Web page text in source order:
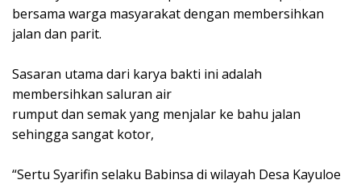
bersama warga masyarakat dengan membersihkan
jalan dan parit.
Sasaran utama dari karya bakti ini adalah
membersihkan saluran air
rumput dan semak yang menjalar ke bahu jalan
sehingga sangat kotor,
“Sertu Syarifin selaku Babinsa di wilayah Desa Kayuloe